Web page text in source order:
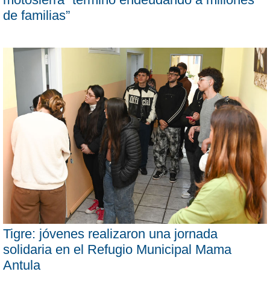
de familias”
Tigre: jóvenes realizaron una jornada
solidaria en el Refugio Municipal Mama
Antula